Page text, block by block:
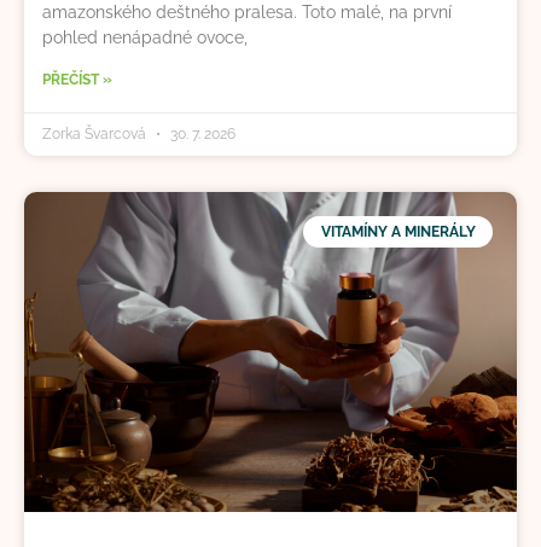
amazonského deštného pralesa. Toto malé, na první
pohled nenápadné ovoce,
PŘEČÍST »
Zorka Švarcová 30. 7. 2026
VITAMÍNY A MINERÁLY